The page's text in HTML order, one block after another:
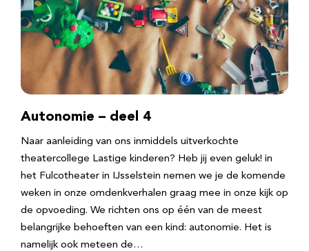
Autonomie – deel 4
Naar aanleiding van ons inmiddels uitverkochte
theatercollege Lastige kinderen? Heb jij even geluk! in
het Fulcotheater in IJsselstein nemen we je de komende
weken in onze omdenkverhalen graag mee in onze kijk op
de opvoeding. We richten ons op één van de meest
belangrijke behoeften van een kind: autonomie. Het is
namelijk ook meteen de…